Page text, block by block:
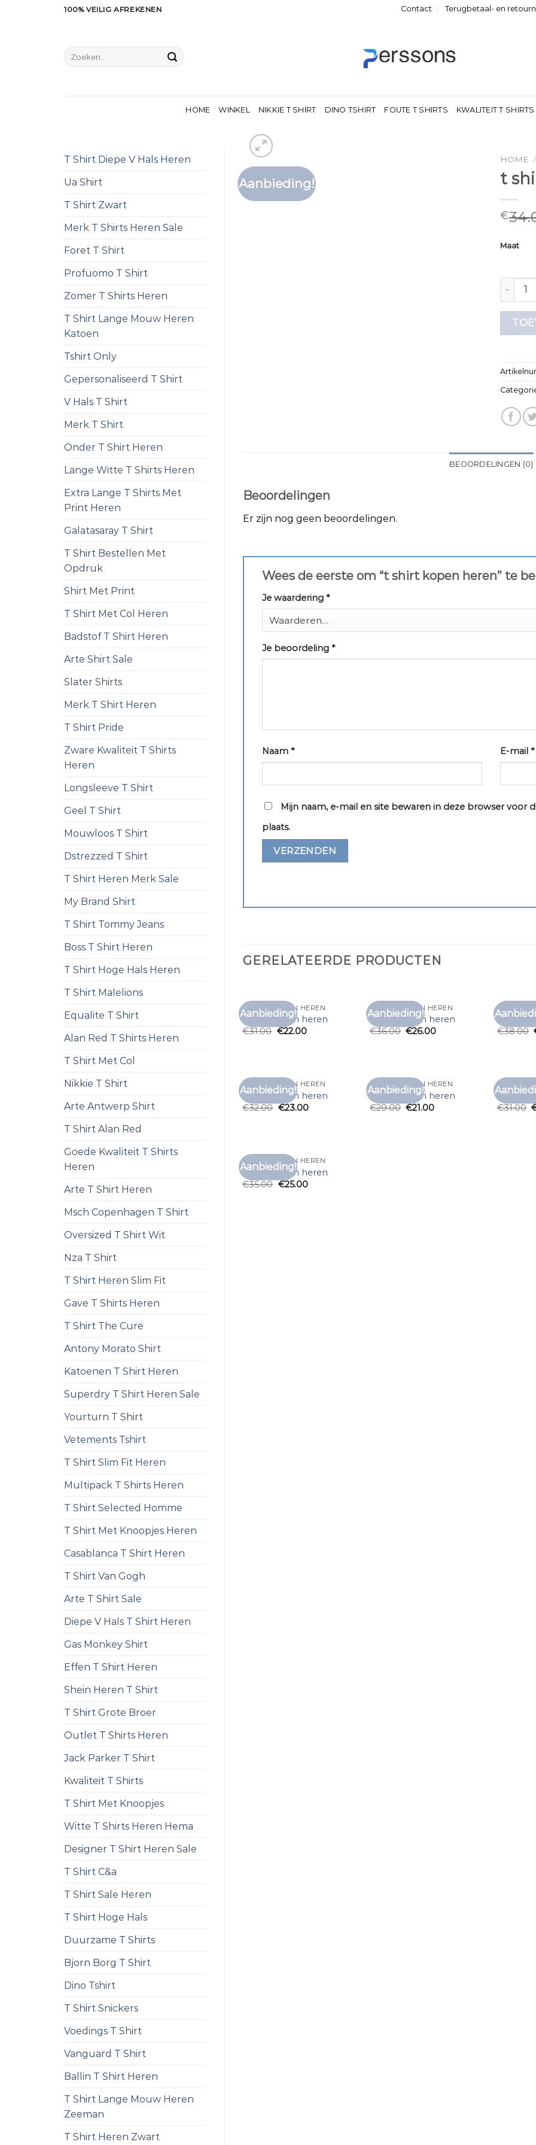
100% VEILIG AFREKENEN Contact Terugbetaal- en
Zoeken
naar:
HOME WINKEL NIKKIE T SHIRT DINO TSHIRT FOUTE T SHIRTS KWALITEIT T SHIRTS
T Shirt Diepe V Hals Heren
Ua Shirt
T Shirt Zwart
Merk T Shirts Heren Sale
Foret T Shirt
Profuomo T Shirt
Zomer T Shirts Heren
T Shirt Lange Mouw Heren
Katoen
Tshirt Only
Gepersonaliseerd T Shirt
V Hals T Shirt
Merk T Shirt
Onder T Shirt Heren
Lange Witte T Shirts Heren
Extra Lange T Shirts Met
Print Heren
Galatasaray T Shirt
T Shirt Bestellen Met
Opdruk
Shirt Met Print
T Shirt Met Col Heren
Badstof T Shirt Heren
Arte Shirt Sale
Slater Shirts
Merk T Shirt Heren
T Shirt Pride
Zware Kwaliteit T Shirts
Heren
Longsleeve T Shirt
Geel T Shirt
Mouwloos T Shirt
Dstrezzed T Shirt
T Shirt Heren Merk Sale
My Brand Shirt
T Shirt Tommy Jeans
Boss T Shirt Heren
T Shirt Hoge Hals Heren
T Shirt Malelions
Equalite T Shirt
Alan Red T Shirts Heren
T Shirt Met Col
Nikkie T Shirt
Arte Antwerp Shirt
T Shirt Alan Red
Goede Kwaliteit T Shirts
Heren
Arte T Shirt Heren
Msch Copenhagen T Shirt
Oversized T Shirt Wit
Nza T Shirt
T Shirt Heren Slim Fit
Gave T Shirts Heren
T Shirt The Cure
Antony Morato Shirt
Katoenen T Shirt Heren
Superdry T Shirt Heren Sale
Yourturn T Shirt
Vetements Tshirt
T Shirt Slim Fit Heren
Multipack T Shirts Heren
T Shirt Selected Homme
T Shirt Met Knoopjes Heren
Casablanca T Shirt Heren
T Shirt Van Gogh
Arte T Shirt Sale
Diepe V Hals T Shirt Heren
Gas Monkey Shirt
Effen T Shirt Heren
Shein Heren T Shirt
T Shirt Grote Broer
Outlet T Shirts Heren
Jack Parker T Shirt
Kwaliteit T Shirts
T Shirt Met Knoopjes
Witte T Shirts Heren Hema
Designer T Shirt Heren Sale
T Shirt C&a
T Shirt Sale Heren
T Shirt Hoge Hals
Duurzame T Shirts
Bjorn Borg T Shirt
Dino Tshirt
T Shirt Snickers
Voedings T Shirt
Vanguard T Shirt
Ballin T Shirt Heren
T Shirt Lange Mouw Heren
Zeeman
T Shirt Heren Zwart
Aanbieding!
HOME /
t
€
Maat
t shirt
BEOORDELINGEN (0)
Beoordelingen
Er zijn nog geen beoordelingen.
Wees de eerste om “t shirt kopen heren” te
Je waardering *
Je beoordeling *
Naam * E-mail*
Mijn naam, e-mail en site bewaren in deze browser voor
plaats.
GERELATEERDE PRODUCTEN
Aanbieding!
Toevoegen
aan
T SHIRT KOPEN HEREN
t shirt kopen heren
€31.00 €22.00
Aanbieding!
Toevoegen
aan
T SHIRT KOPEN HEREN
t shirt kopen heren
€36.00 €26.00
T SHIRT
t shirt
€38.00
Aanbieding!
Toevoegen
aan
T SHIRT KOPEN HEREN
t shirt kopen heren
€32.00 €23.00
Aanbieding!
Toevoegen
aan
T SHIRT KOPEN HEREN
t shirt kopen heren
€29.00 €21.00
T SHIRT
t shirt
€31.00
Aanbieding!
Toevoegen
aan
T SHIRT KOPEN HEREN
t shirt kopen heren
€35.00 €25.00